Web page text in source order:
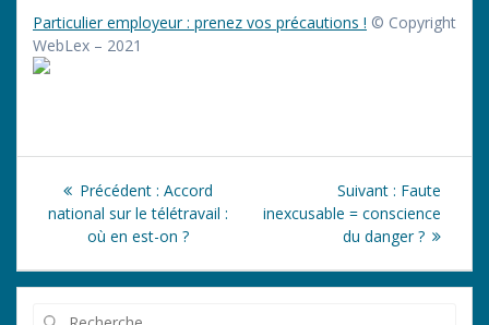
Particulier employeur : prenez vos précautions ! © Copyright
WebLex – 2021
Navigation
de
l’article
Précédent : Article
précédent
:
Accord
national sur le télétravail :
où en est-on ?
Suivant : Article
suivant
:
Faute
inexcusable = conscience
du danger ?